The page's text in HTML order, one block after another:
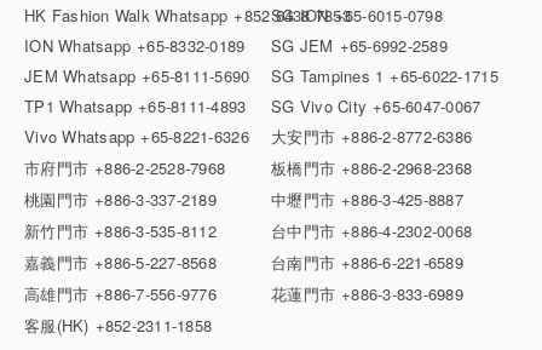
HK Fashion Walk Whatsapp +852 6438 7853
SG ION +65-6015-0798
ION Whatsapp +65-8332-0189 SG JEM +65-6992-2589
JEM Whatsapp +65-8111-5690 SG Tampines 1 +65-6022-1715
TP1 Whatsapp +65-8111-4893 SG Vivo City +65-6047-0067
Vivo Whatsapp +65-8221-6326 大安門市 +886-2-8772-6386
市府門市 +886-2-2528-7968 板橋門市 +886-2-2968-2368
桃園門市 +886-3-337-2189 中壢門市 +886-3-425-8887
新竹門市 +886-3-535-8112 台中門市 +886-4-2302-0068
嘉義門市 +886-5-227-8568 台南門市 +886-6-221-6589
高雄門市 +886-7-556-9776 花蓮門市 +886-3-833-6989
客服(HK) +852-2311-1858